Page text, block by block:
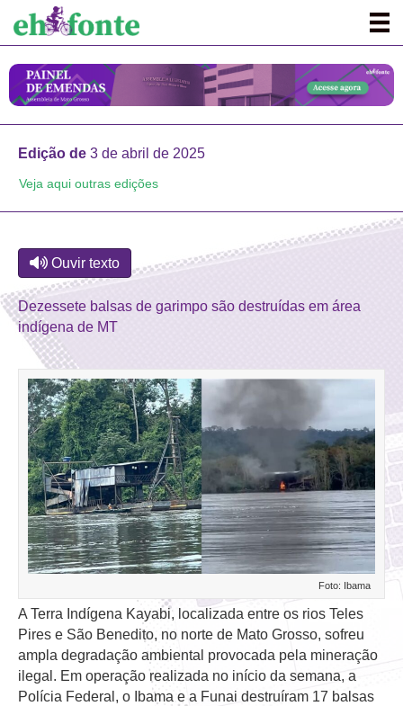
Edição de 3 de abril de 2025
Veja aqui outras edições
Ouvir texto
Dezessete balsas de garimpo são destruídas em área
indígena de MT
Foto: Ibama
A Terra Indígena Kayabi, localizada entre os rios Teles
Pires e São Benedito, no norte de Mato Grosso, sofreu
ampla degradação ambiental provocada pela mineração
ilegal. Em operação realizada no início da semana, a
Polícia Federal, o Ibama e a Funai destruíram 17 balsas